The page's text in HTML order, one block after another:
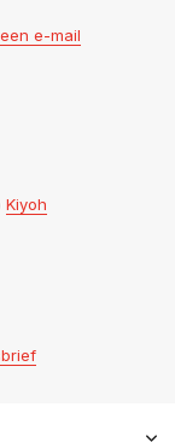
e-mail
Kiyoh